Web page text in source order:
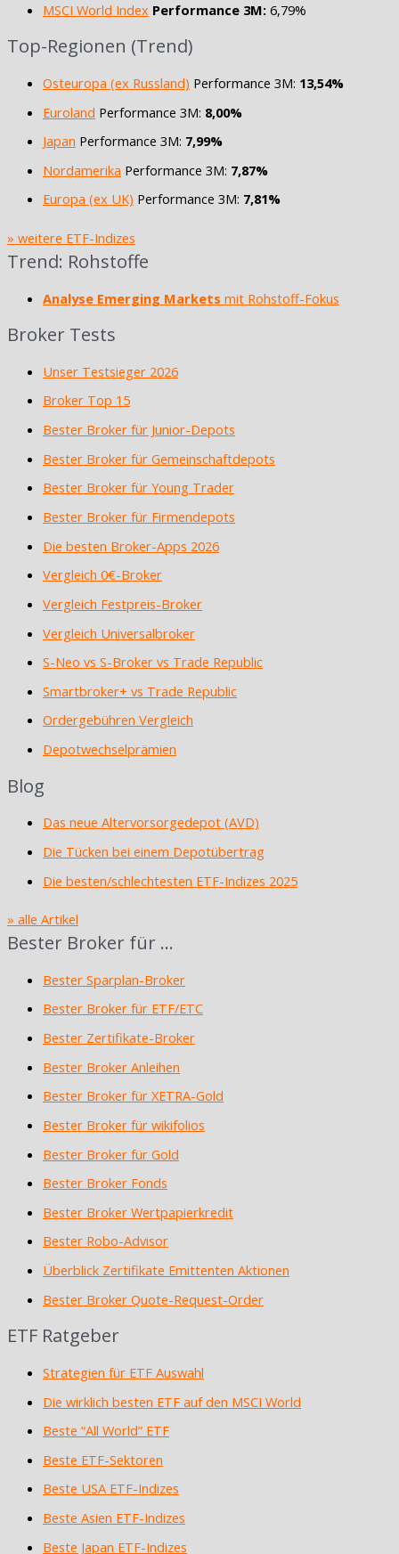
MSCI World Index Performance 3M: 6,79%
Top-Regionen (Trend)
Osteuropa (ex Russland) Performance 3M: 13,54%
Euroland Performance 3M: 8,00%
Japan Performance 3M: 7,99%
Nordamerika Performance 3M: 7,87%
Europa (ex UK) Performance 3M: 7,81%
» weitere ETF-Indizes
Trend: Rohstoffe
Analyse Emerging Markets mit Rohstoff-Fokus
Broker Tests
Unser Testsieger 2026
Broker Top 15
Bester Broker für Junior-Depots
Bester Broker für Gemeinschaftdepots
Bester Broker für Young Trader
Bester Broker für Firmendepots
Die besten Broker-Apps 2026
Vergleich 0€-Broker
Vergleich Festpreis-Broker
Vergleich Universalbroker
S-Neo vs S-Broker vs Trade Republic
Smartbroker+ vs Trade Republic
Ordergebühren Vergleich
Depotwechselprämien
Blog
Das neue Altervorsorgedepot (AVD)
Die Tücken bei einem Depotübertrag
Die besten/schlechtesten ETF-Indizes 2025
» alle Artikel
Bester Broker für …
Bester Sparplan-Broker
Bester Broker für ETF/ETC
Bester Zertifikate-Broker
Bester Broker Anleihen
Bester Broker für XETRA-Gold
Bester Broker für wikifolios
Bester Broker für Gold
Bester Broker Fonds
Bester Broker Wertpapierkredit
Bester Robo-Advisor
Überblick Zertifikate Emittenten Aktionen
Bester Broker Quote-Request-Order
ETF Ratgeber
Strategien für ETF Auswahl
Die wirklich besten ETF auf den MSCI World
Beste “All World” ETF
Beste ETF-Sektoren
Beste USA ETF-Indizes
Beste Asien ETF-Indizes
Beste Japan ETF-Indizes